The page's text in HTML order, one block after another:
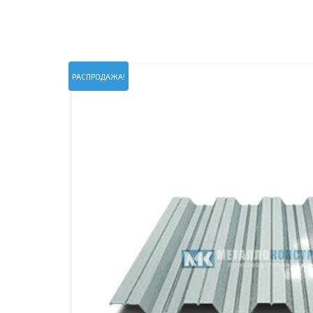
СВАИ СТАЛЬНЫЕ ВИНТОВЫЕ
КОНТЕЙНЕР СБОРНО – РАЗБОРНЫЙ
РАСПРОДАЖА!